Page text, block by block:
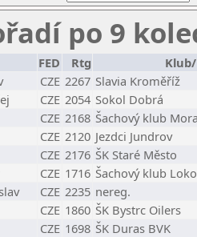
po 9
FED Rtg
CZE 2267 Slavia Kroměříž
CZE 2054 Sokol Dobrá
CZE 2168 Šachový klub
CZE 2120 Jezdci Jundrov
CZE 2176 ŠK Staré Město
CZE 1716 Šachový klub
CZE 2235 nereg.
CZE 1860 ŠK Bystrc Oilers
CZE 1698 ŠK Duras BVK